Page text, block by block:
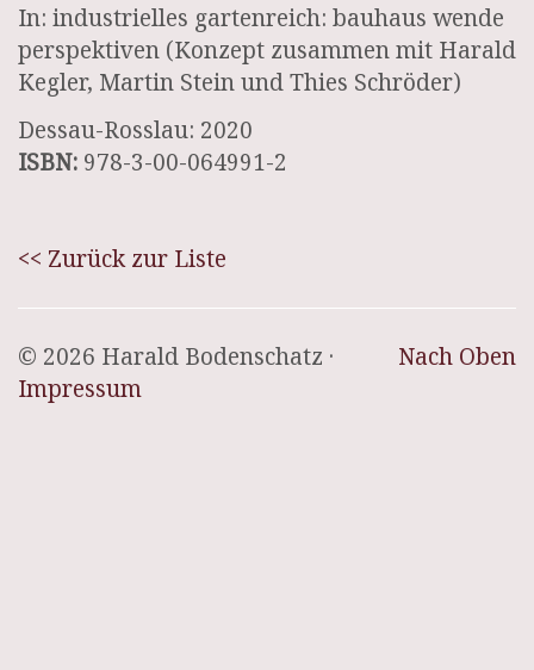
In: industrielles gartenreich: bauhaus wende
perspektiven (Konzept zusammen mit Harald
Kegler, Martin Stein und Thies Schröder)
Dessau-Rosslau: 2020
ISBN: 978-3-00-064991-2
<< Zurück zur Liste
Nach Oben
© 2026 Harald Bodenschatz ·
Impressum